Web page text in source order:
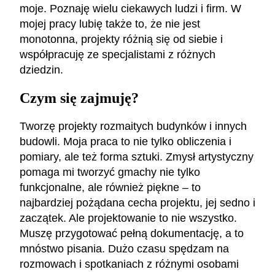
moje. Poznaję wielu ciekawych ludzi i firm. W
mojej pracy lubię także to, że nie jest
monotonna, projekty różnią się od siebie i
współpracuję ze specjalistami z różnych
dziedzin.
Czym się zajmuję?
Tworzę projekty rozmaitych budynków i innych
budowli. Moja praca to nie tylko obliczenia i
pomiary, ale też forma sztuki. Zmysł artystyczny
pomaga mi tworzyć gmachy nie tylko
funkcjonalne, ale również piękne – to
najbardziej pożądana cecha projektu, jej sedno i
zaczątek. Ale projektowanie to nie wszystko.
Muszę przygotować pełną dokumentację, a to
mnóstwo pisania. Dużo czasu spędzam na
rozmowach i spotkaniach z różnymi osobami